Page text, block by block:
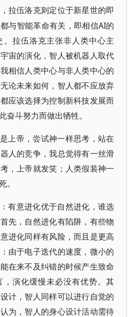
拉伍洛克则定位于新星世的即
与智能革命有关，即相信AI的
。拉伍洛克主张非人类中心主
宙的演化，智人被机器人取代
相信人类中心与非人类中心的
论未来如何，智人都不应放弃
应该选择为控制新科技发展而
奋斗努力而做出牺牲。
上帝，尝试神一样思考，站在
人的竞争，我总觉得有一丝滑
，上帝就发笑；人类假装神一
。
有意进化优于自然进化，谁选
先，自然进化有陷阱，有些物
进化同样有风险，而且是更高
由于电子迭代的速度，微小的
在来不及纠错的时候产生致命
，演化缓慢未必没有优势。其
计，智人同样可以进行自觉的
为，智人的身心设计活动需待